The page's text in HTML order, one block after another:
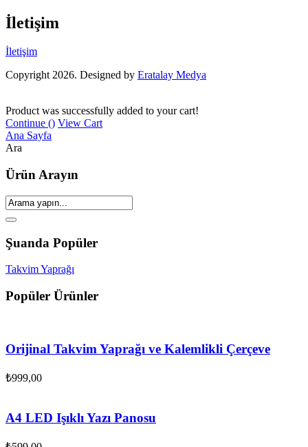
İletişim
İletişim
Copyright 2026. Designed by Eratalay Medya
Product was successfully added to your cart!
Continue () View Cart
Ana Sayfa
Ara
Ürün Arayın
Şuanda Popüler
Takvim Yaprağı
Popüler Ürünler
Orijinal Takvim Yaprağı ve Kalemlikli Çerçeve
₺999,00
A4 LED Işıklı Yazı Panosu